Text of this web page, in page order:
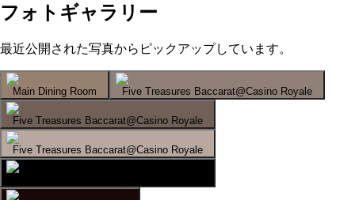
フォトギャラリー
最近公開された写真からピックアップしています。
Main Dining Room Five Treasures Baccarat@Casino Royale
Five Treasures Baccarat@Casino Royale
Five Treasures Baccarat@Casino Royale